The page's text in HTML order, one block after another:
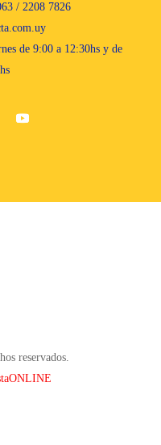
/ 2208 7826
de 9:00 a 12:30hs y de
reservados.